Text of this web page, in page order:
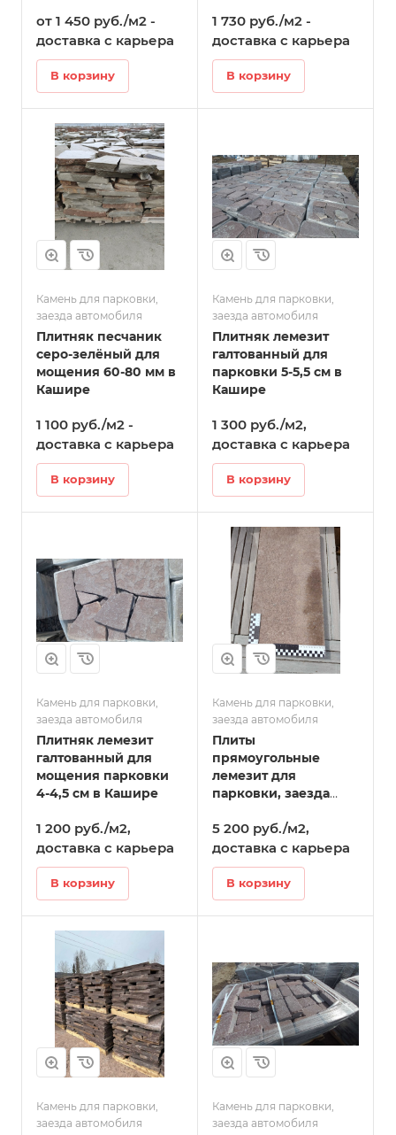
от 1 450 руб./м2 -
доставка с карьера
В корзину
1 730 руб./м2 -
доставка с карьера
В корзину
Камень для парковки,
заезда автомобиля
Плитняк песчаник
серо-зелёный для
мощения 60-80 мм в
Кашире
1 100 руб./м2 -
доставка с карьера
В корзину
Камень для парковки,
заезда автомобиля
Плитняк лемезит
галтованный для
парковки 5-5,5 см в
Кашире
1 300 руб./м2,
доставка с карьера
В корзину
Камень для парковки,
заезда автомобиля
Плитняк лемезит
галтованный для
мощения парковки
4-4,5 см в Кашире
1 200 руб./м2,
доставка с карьера
В корзину
Камень для парковки,
заезда автомобиля
Плиты
прямоугольные
лемезит для
парковки, заезда
Кашире
5 200 руб./м2,
доставка с карьера
В корзину
Камень для парковки,
заезда автомобиля
Камень для парковки,
заезда автомобиля